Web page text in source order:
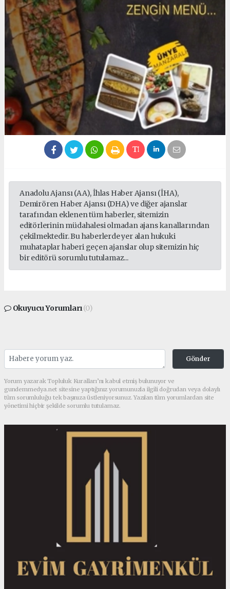
Anadolu Ajansı (AA), İhlas Haber Ajansı (İHA),
Demirören Haber Ajansı (DHA) ve diğer ajanslar
tarafından eklenen tüm haberler, sitemizin
editörlerinin müdahalesi olmadan ajans kanallarından
çekilmektedir. Bu haberlerde yer alan hukuki
muhataplar haberi geçen ajanslar olup sitemizin hiç
bir editörü sorumlu tutulamaz...
Okuyucu Yorumları(0)
Gönder
Yorum yazarak Topluluk Kuralları’nı kabul etmiş bulunuyor ve
gundemmedya.net sitesine yaptığınız yorumunuzla ilgili doğrudan veya dolaylı
tüm sorumluluğu tek başınıza üstleniyorsunuz. Yazılan tüm yorumlardan site
yönetimi hiçbir şekilde sorumlu tutulamaz.